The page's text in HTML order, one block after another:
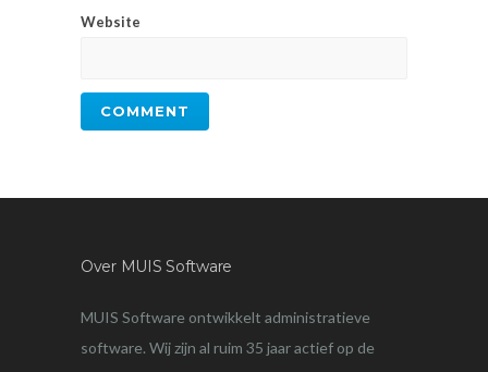
Website
Over MUIS Software
MUIS Software ontwikkelt administratieve
software. Wij zijn al ruim 35 jaar actief op de